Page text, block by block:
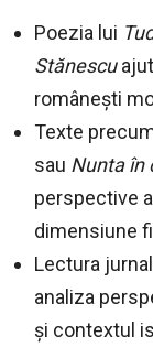
Poezia lui
Stănescu
românești
Texte
sau Nunta în
perspective
dimensiune
Lectura
analiza
și contextul